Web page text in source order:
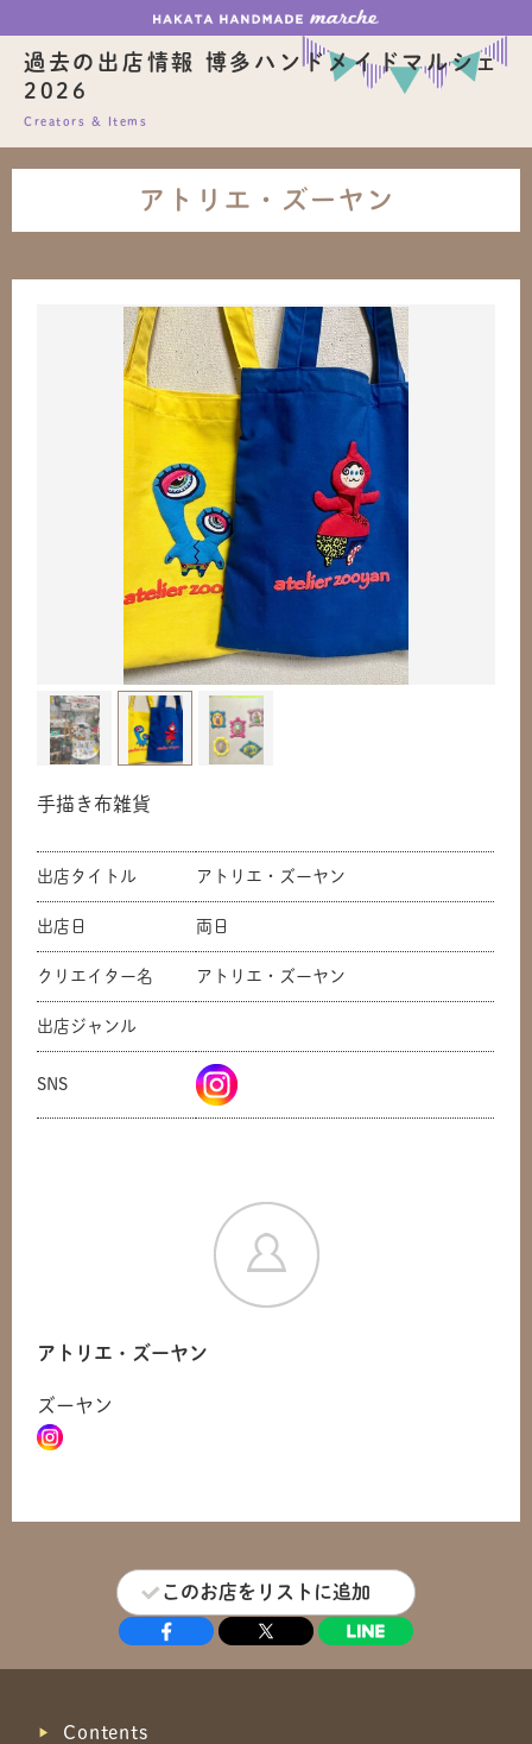
過去の出店情報 博多ハンドメイドマルシェ
2026
Creators & Items
アトリエ・ズーヤン
手描き布雑貨
出店タイトル アトリエ・ズーヤン
出店日 両日
クリエイター名 アトリエ・ズーヤン
出店ジャンル
SNS
アトリエ・ズーヤン
ズーヤン
このお店をリストに追加
Contents